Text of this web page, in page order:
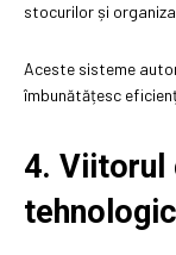
stocurilor și
Aceste sisteme
îmbunătățesc
4. Viitorul